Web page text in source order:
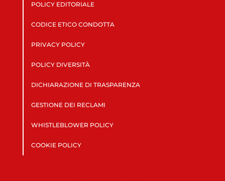
POLICY EDITORIALE
CODICE ETICO CONDOTTA
PRIVACY POLICY
POLICY DIVERSITÀ
DICHIARAZIONE DI TRASPARENZA
GESTIONE DEI RECLAMI
WHISTLEBLOWER POLICY
COOKIE POLICY